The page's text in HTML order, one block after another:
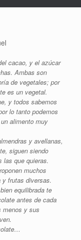
cacao, y el azúcar
Ambas son
de vegetales; por
es un vegetal.
y todos sabemos
lo tanto podemos
alimento muy
y avellanas,
siguen siendo
las que quieras.
muchos
frutas diversas.
equilibrada te
antes de cada
menos y sus